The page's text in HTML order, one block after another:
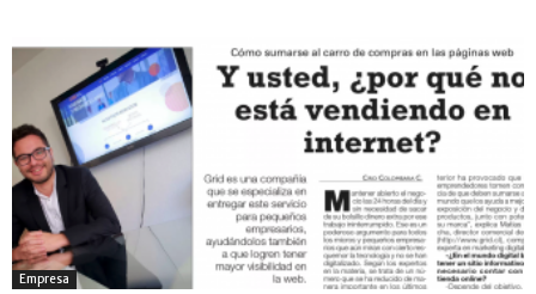
Empresa